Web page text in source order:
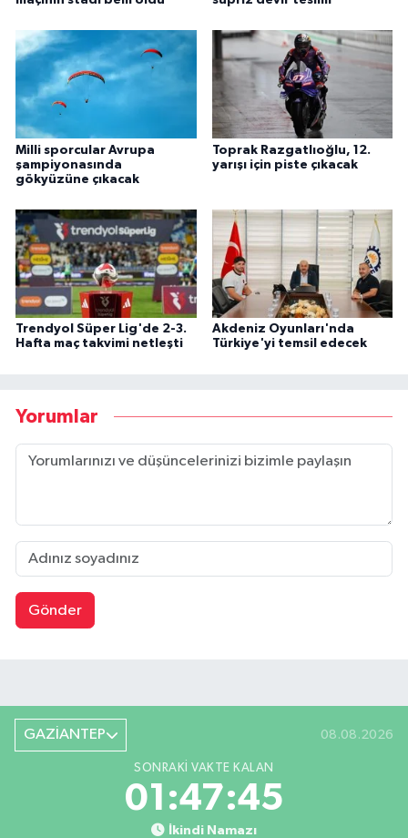
Milli sporcular Avrupa
şampiyonasında
gökyüzüne çıkacak
Toprak Razgatlıoğlu, 12.
yarışı için piste çıkacak
Trendyol Süper Lig'de 2-3.
Hafta maç takvimi netleşti
Akdeniz Oyunları'nda
Türkiye'yi temsil edecek
Yorumlar
Gönder
GAZİANTEP 08.08.2026
SONRAKI VAKTE KALAN
01:47:45
İkindi Namazı